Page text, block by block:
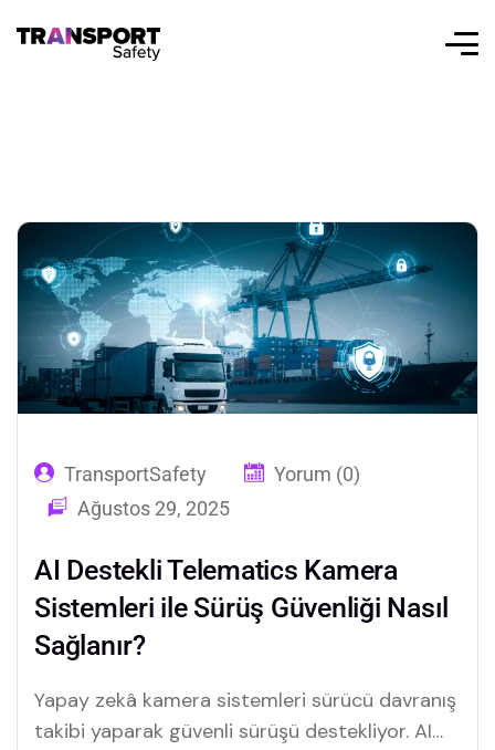
TransportSafety
Yorum (0)
Ağustos 29, 2025
AI Destekli Telematics Kamera
Sistemleri ile Sürüş Güvenliği Nasıl
Sağlanır?
Yapay zekâ kamera sistemleri sürücü davranış
takibi yaparak güvenli sürüşü destekliyor. AI